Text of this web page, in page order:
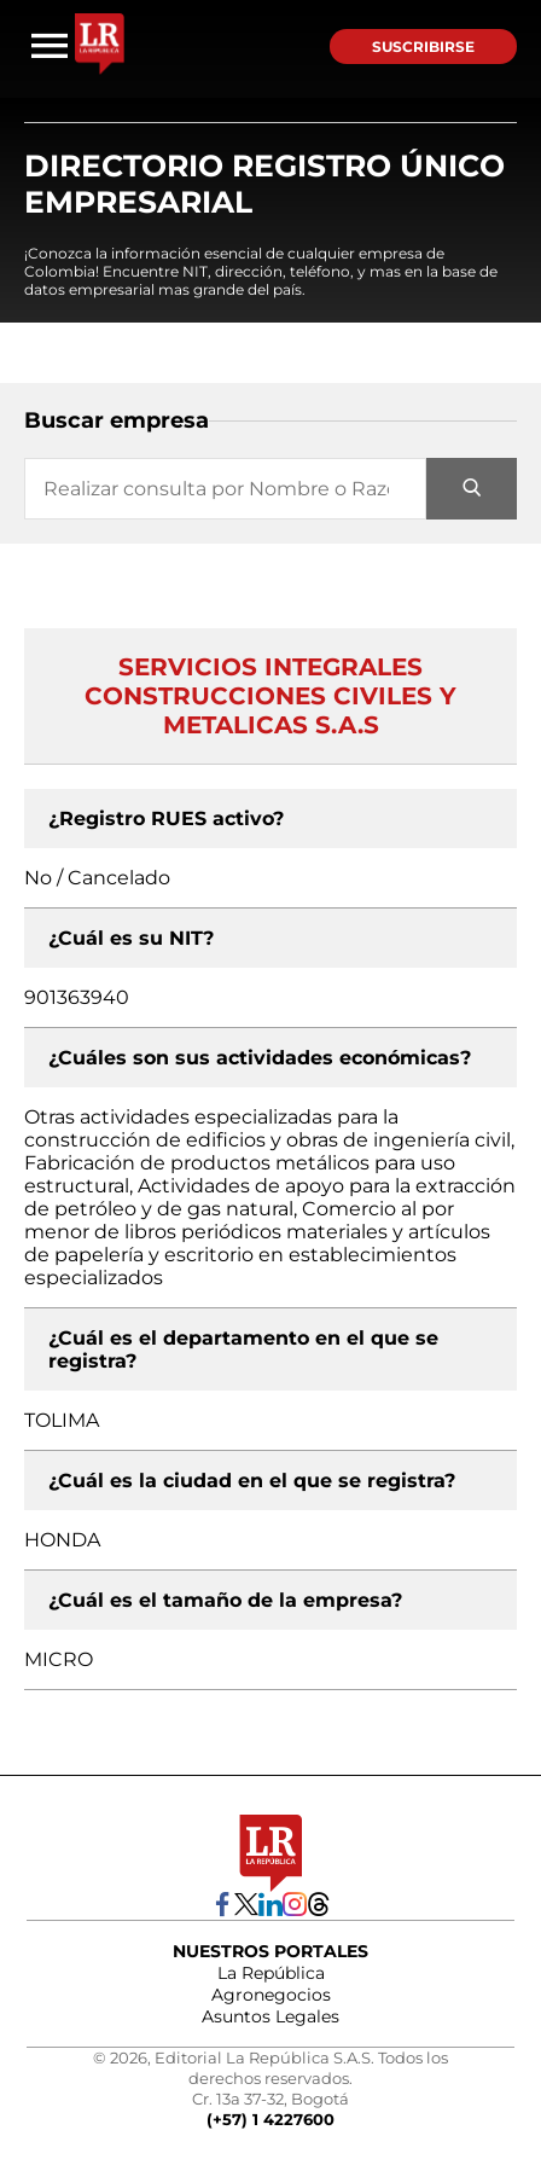
SUSCRIBIRSE
DIRECTORIO REGISTRO ÚNICO
EMPRESARIAL
¡Conozca la información esencial de cualquier empresa de
Colombia! Encuentre NIT, dirección, teléfono, y mas en la base de
datos empresarial mas grande del país.
Buscar empresa
SERVICIOS INTEGRALES
CONSTRUCCIONES CIVILES Y
METALICAS S.A.S
¿Registro RUES activo?
No / Cancelado
¿Cuál es su NIT?
901363940
¿Cuáles son sus actividades económicas?
Otras actividades especializadas para la
construcción de edificios y obras de ingeniería civil,
Fabricación de productos metálicos para uso
estructural, Actividades de apoyo para la extracción
de petróleo y de gas natural, Comercio al por
menor de libros periódicos materiales y artículos
de papelería y escritorio en establecimientos
especializados
¿Cuál es el departamento en el que se
registra?
TOLIMA
¿Cuál es la ciudad en el que se registra?
HONDA
¿Cuál es el tamaño de la empresa?
MICRO
NUESTROS PORTALES
La República
Agronegocios
Asuntos Legales
© 2026, Editorial La República S.A.S. Todos los
derechos reservados.
Cr. 13a 37-32, Bogotá
(+57) 1 4227600